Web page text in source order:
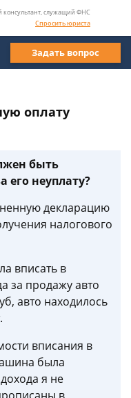
консультант, служащий ФНС
Спросить юриста
Задать вопрос
оплату
быть
его неуплату?
декларацию
налогового
вписать в
за продажу авто
авто находилось
вписания в
была
я не